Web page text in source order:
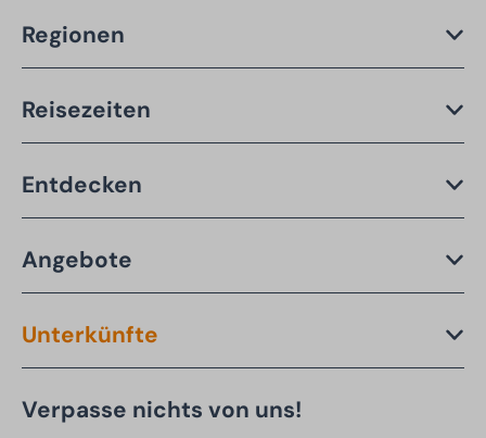
Regionen
Reisezeiten
Entdecken
Angebote
Unterkünfte
Verpasse nichts von uns!